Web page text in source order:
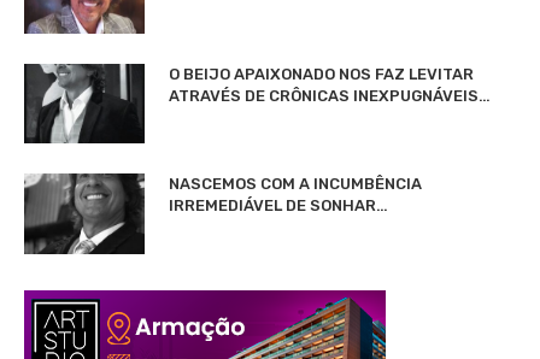
O BEIJO APAIXONADO NOS FAZ LEVITAR
ATRAVÉS DE CRÔNICAS INEXPUGNÁVEIS…
NASCEMOS COM A INCUMBÊNCIA
IRREMEDIÁVEL DE SONHAR…